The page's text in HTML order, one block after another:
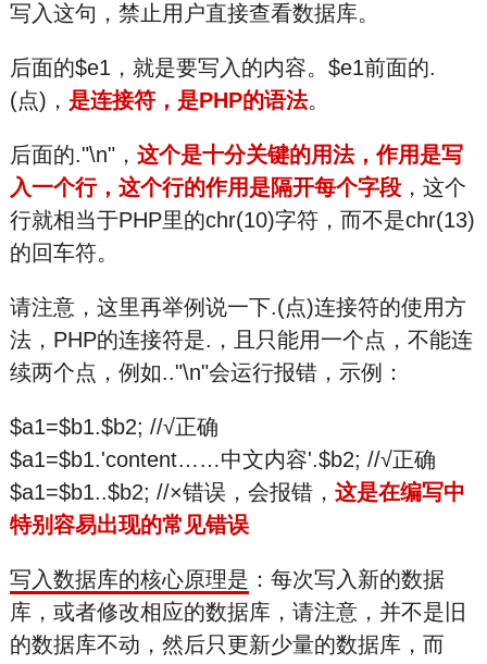
写入这句，禁止用户直接查看数据库。
后面的$e1，就是要写入的内容。$e1前面的.
(点)， 是连接符，是PHP的语法。
后面的."\n"， 这个是十分关键的用法，作用是写
入一个行，这个行的作用是隔开每个字段，这个
行就相当于PHP里的chr(10)字符，而不是chr(13)
的回车符。
请注意，这里再举例说一下.(点)连接符的使用方
法，PHP的连接符是.，且只能用一个点，不能连
续两个点，例如.."\n"会运行报错，示例：
$a1=$b1.$b2; //√正确
$a1=$b1.'content……中文内容'.$b2; //√正确
$a1=$b1..$b2; //×错误，会报错， 这是在编写中
特别容易出现的常见错误
写入数据库的核心原理是 ：每次写入新的数据
库，或者修改相应的数据库，请注意，并不是旧
的数据库不动，然后只更新少量的数据库，而